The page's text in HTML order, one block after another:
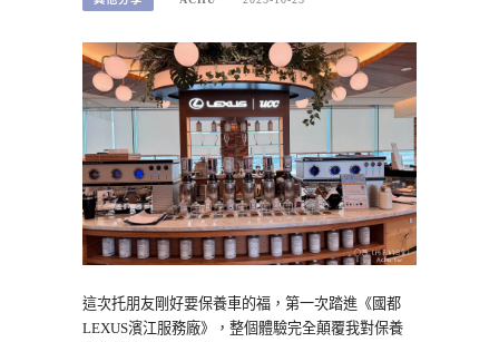
這次托朋友剛好要保養車的福，第一次踏進《國都
LEXUS濱江服務廠》，整個體驗完全顛覆我對保養